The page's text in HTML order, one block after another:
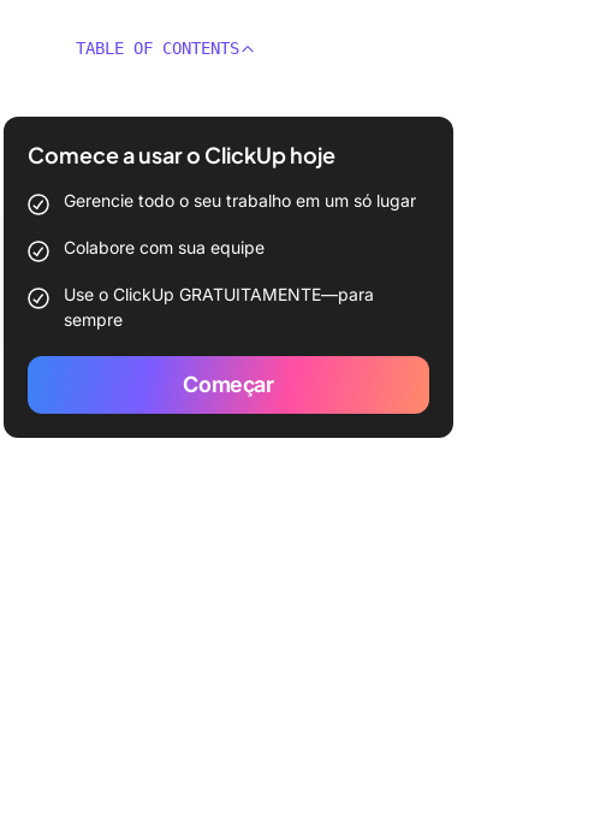
TABLE OF CONTENTS
Comece a usar o ClickUp hoje
Gerencie todo o seu trabalho em um só lugar
Colabore com sua equipe
Use o ClickUp GRATUITAMENTE—para
sempre
Começar